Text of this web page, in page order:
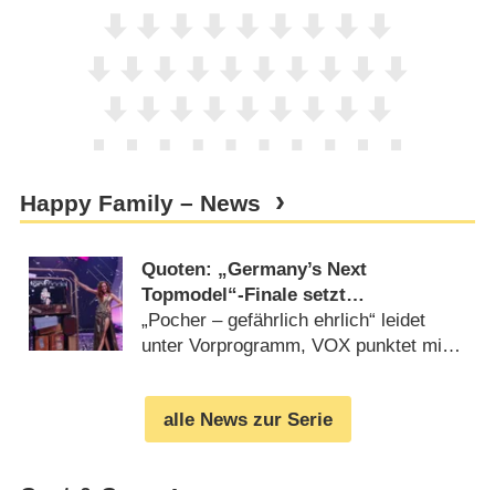
Happy Family – News
Quoten: „Germany’s Next
Topmodel“-Finale setzt
hervorragender Staffel die Krone auf
„Pocher – gefährlich ehrlich“ leidet
unter Vorprogramm, VOX punktet mit
alle News zur Serie